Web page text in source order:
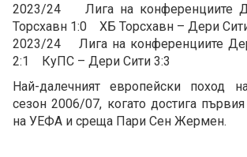
2023/24 Лига на конференциите
Торсхавн 1:0 ХБ Торсхавн – Дери
2023/24 Лига на конференциите
2:1 КуПС – Дери Сити 3:3
Най-далечният европейски поход
сезон 2006/07, когато достига
на УЕФА и среща Пари Сен Жермен.